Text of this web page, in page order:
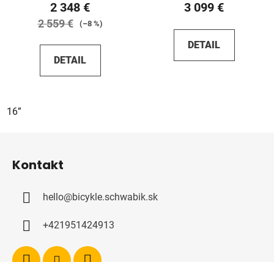
2 348 €
2 559 € (–8 %)
DETAIL
16”
3 099 €
DETAIL
Kontakt
hello@bicykle.schwabik.sk
+421951424913